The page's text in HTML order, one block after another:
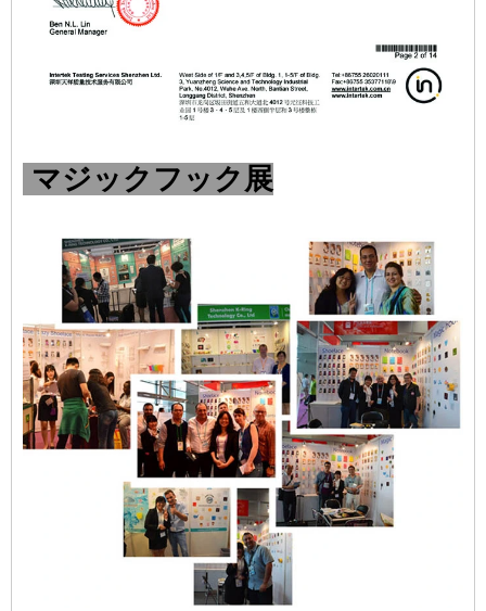
マジックフック展